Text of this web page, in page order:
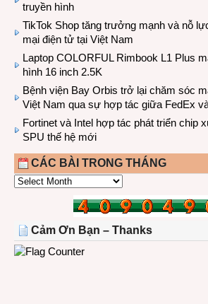
truyền hình
TikTok Shop tăng trưởng mạnh và nỗ
mại điện tử tại Việt Nam
Laptop COLORFUL Rimbook L1 Plus
hình 16 inch 2.5K
Bệnh viện Bay Orbis trở lại chăm sóc
Việt Nam qua sự hợp tác giữa FedEx
Fortinet và Intel hợp tác phát triển chip
SPU thế hệ mới
CÁC BÀI TRONG THÁNG
CÁC
THÁNG
Cảm Ơn Bạn – Thanks